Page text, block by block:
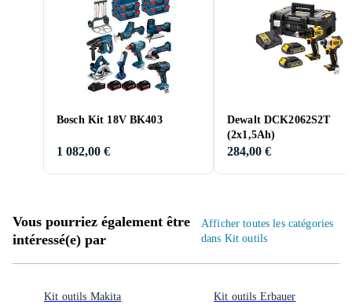
Bosch Kit 18V BK403
1 082,00 €
Dewalt DCK2062S2T
(2x1,5Ah)
284,00 €
Vous pourriez également être
intéressé(e) par
Afficher toutes les catégories
dans Kit outils
Kit outils Makita
Kit outils Erbauer